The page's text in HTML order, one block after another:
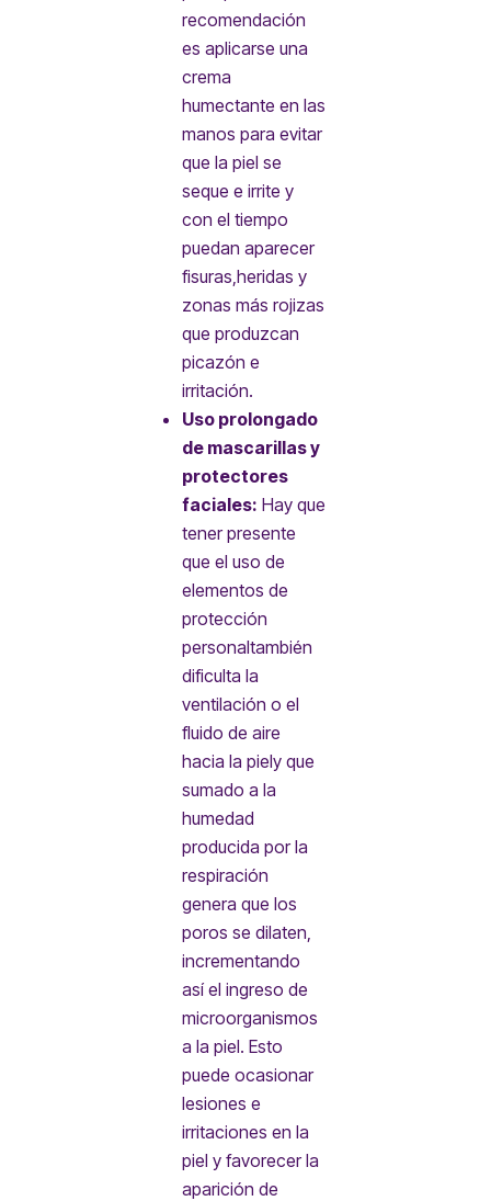
recomendación
es aplicarse una
crema
humectante en las
manos para evitar
que la piel se
seque e irrite y
con el tiempo
puedan aparecer
fisuras,heridas y
zonas más rojizas
que produzcan
picazón e
irritación.
Uso prolongado
de mascarillas y
protectores
faciales: Hay que
tener presente
que el uso de
elementos de
protección
personaltambién
dificulta la
ventilación o el
fluido de aire
hacia la piely que
sumado a la
humedad
producida por la
respiración
genera que los
poros se dilaten,
incrementando
así el ingreso de
microorganismos
a la piel. Esto
puede ocasionar
lesiones e
irritaciones en la
piel y favorecer la
aparición de